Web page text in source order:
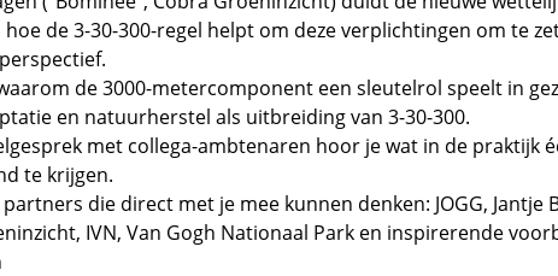
hoe de 3-30-300-regel helpt om deze verplichtingen om te
de 3000-metercomponent een sleutelrol speelt in
en natuurherstel als uitbreiding van 3-30-300.
met collega-ambtenaren hoor je wat in de praktijk
te krijgen.
die direct met je mee kunnen denken: JOGG, Jantje
IVN, Van Gogh Nationaal Park en inspirerende